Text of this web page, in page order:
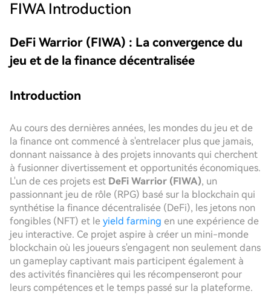
FIWA Introduction
DeFi Warrior (FIWA) : La convergence du
jeu et de la finance décentralisée
Introduction
Au cours des dernières années, les mondes du jeu et de
la finance ont commencé à s'entrelacer plus que jamais,
donnant naissance à des projets innovants qui cherchent
à fusionner divertissement et opportunités économiques.
L'un de ces projets est DeFi Warrior (FIWA), un
passionnant jeu de rôle (RPG) basé sur la blockchain qui
synthétise la finance décentralisée (DeFi), les jetons non
fongibles (NFT) et le yield farming en une expérience de
jeu interactive. Ce projet aspire à créer un mini-monde
blockchain où les joueurs s'engagent non seulement dans
un gameplay captivant mais participent également à
des activités financières qui les récompenseront pour
leurs compétences et le temps passé sur la plateforme.